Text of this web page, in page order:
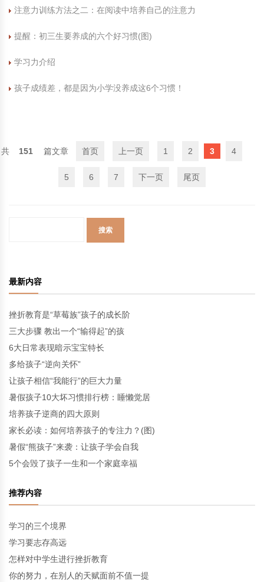
注意力训练方法之二：在阅读中培养自己的注意力
提醒：初三生要养成的六个好习惯(图)
学习力介绍
孩子成绩差，都是因为小学没养成这6个习惯！
151 首页 上一页 1 2 3 4
5 6 7 下一页 尾页
最新内容
挫折教育是“草莓族”孩子的成长阶
三大步骤 教出一个“输得起”的孩
6大日常表现暗示宝宝特长
多给孩子“逆向关怀”
让孩子相信“我能行”的巨大力量
暑假孩子10大坏习惯排行榜：睡懒觉居
培养孩子逆商的四大原则
家长必读：如何培养孩子的专注力？(图)
暑假“熊孩子”来袭：让孩子学会自我
5个会毁了孩子一生和一个家庭幸福
推荐内容
学习的三个境界
学习要志存高远
怎样对中学生进行挫折教育
你的努力，在别人的天赋面前不值一提